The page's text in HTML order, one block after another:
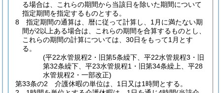
る場合は、これらの期間から当該日を除いた期間について
指定期間を指定するものとする。
8
指定期間の通算は、暦に従って計算し、1月に満たない期
間が2以上ある場合は、これらの期間を合算するものとし、
これらの期間の計算については、30日をもって1月とす
る。
(平22水管規程2・旧第5条繰下、平22水管規程3・旧
第32条繰下、平23水管規程1・旧第34条繰上、平28
水管規程2・一部改正)
第33条の2
介護休暇の単位は、1日又は1時間とする。